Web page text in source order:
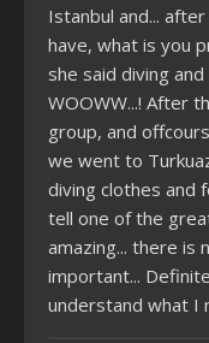
Istanbul and...
have, what is you
she said diving
WOOWW...! After
group, and
we went to
diving clothes and
tell one of the
amazing... there is
important...
understand what I